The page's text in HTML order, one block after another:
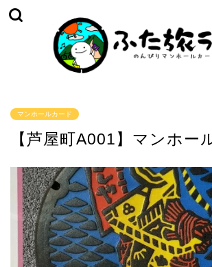
マンホールカード
【芦屋町A001】マンホー